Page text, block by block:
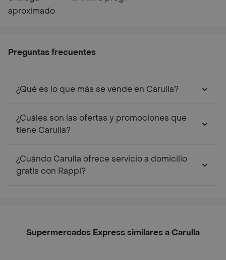
aproximado
Preguntas frecuentes
¿Qué es lo que más se vende en Carulla?
¿Cuáles son las ofertas y promociones que
tiene Carulla?
¿Cuándo Carulla ofrece servicio a domicilio
gratis con Rappi?
Supermercados Express similares a Carulla